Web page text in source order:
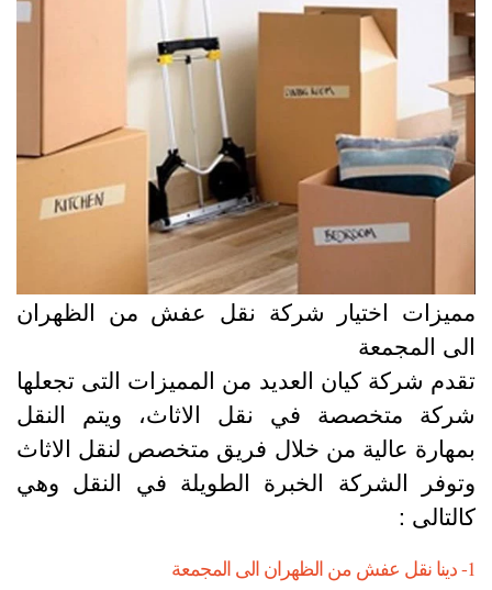
اختيار شركة نقل عفش من الظهران
المجمعة
شركة كيان العديد من المميزات التى تجعلها
متخصصة في نقل الاثاث، ويتم النقل
عالية من خلال فريق متخصص لنقل الاثاث
الشركة الخبرة الطويلة في النقل وهي
: